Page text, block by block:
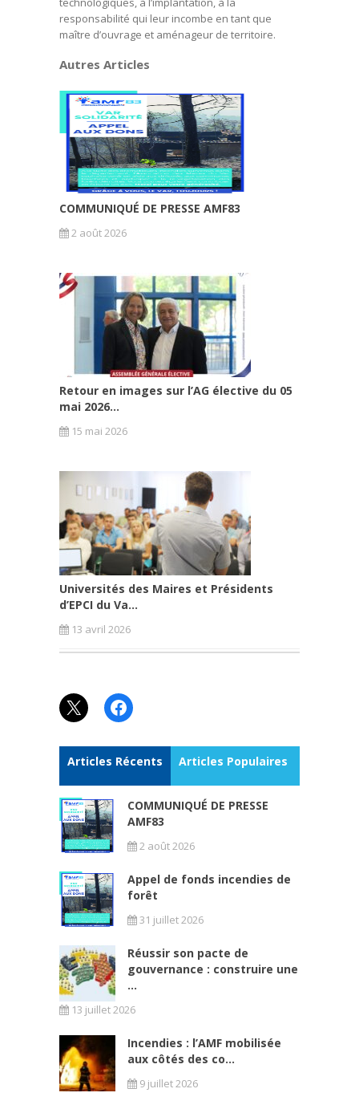
responsabilité qui leur incombe en tant que
maître d’ouvrage et aménageur de territoire.
Autres Articles
COMMUNIQUÉ DE PRESSE AMF83
2 août 2026
Retour en images sur l’AG élective du 05
mai 2026...
15 mai 2026
Universités des Maires et Présidents
d’EPCI du Va...
13 avril 2026
X Facebook
Articles Récents Articles Populaires
COMMUNIQUÉ DE PRESSE
AMF83
2 août 2026
Appel de fonds incendies de
forêt
31 juillet 2026
Réussir son pacte de
gouvernance : construire une
...
13 juillet 2026
Incendies : l’AMF mobilisée
aux côtés des co...
9 juillet 2026